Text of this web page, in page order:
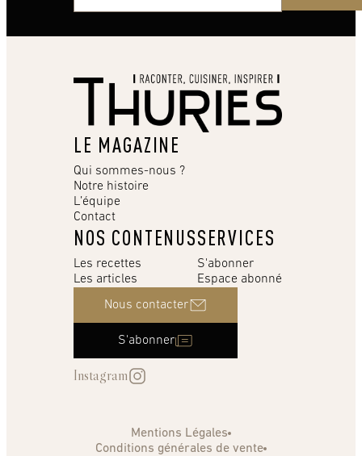
LE MAGAZINE
Qui sommes-nous ?
Notre histoire
L’équipe
Contact
NOS CONTENUS
Les recettes
Les articles
SERVICES
S'abonner
Espace abonné
Nous contacter
S'abonner
Instagram
Mentions Légales
Conditions générales de vente